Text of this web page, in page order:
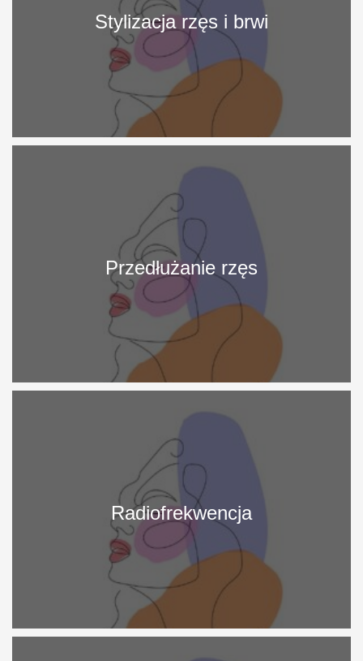
Stylizacja rzęs i brwi
Przedłużanie rzęs
Radiofrekwencja